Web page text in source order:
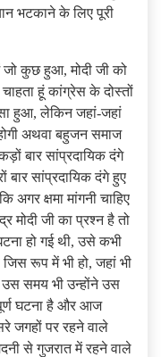
भटकाने के लिए पूरी
जो कुछ हुआ, मोदी जी को
हूं कांग्रेस के दोस्तों
हुआ, लेकिन जहां-जहां
अथवा बहुजन समाज
बार सांप्रदायिक दंगे
सांप्रदायिक दंगे हुए
क्षमा मांगनी चाहिए
मोदी जी का प्रश्न है तो
हो गई थी, उसे कभी
जिस रूप में भी हो, जहां भी
उस समय भी उन्होंने उस
घटना है और आज
जगहों पर रहने वाले
से गुजरात में रहने वाले